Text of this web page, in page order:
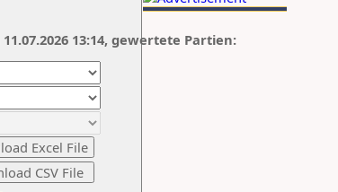
13:14, gewertete Partien: